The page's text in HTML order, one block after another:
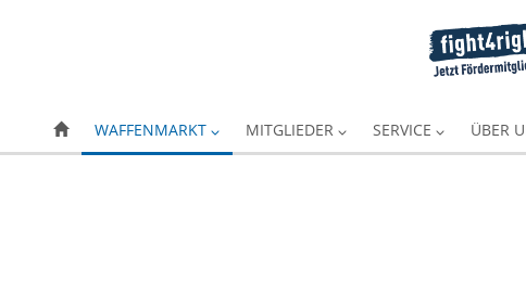
WAFFENMARKT MITGLIEDER SERVICE ÜBER